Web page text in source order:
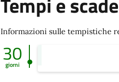
Informazioni sulle tempistiche
30
giorni